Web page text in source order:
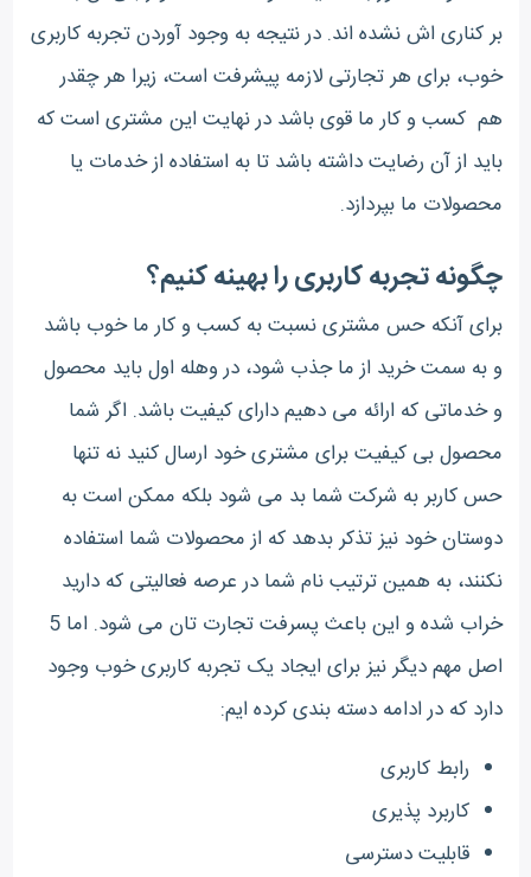
بر کناری اش نشده اند. در نتیجه به وجود آوردن تجربه کاربری
خوب، برای هر تجارتی لازمه پیشرفت است، زیرا هر چقدر
هم کسب و کار ما قوی باشد در نهایت این مشتری است که
باید از آن رضایت داشته باشد تا به استفاده از خدمات یا
محصولات ما بپردازد.
چگونه تجربه کاربری را بهینه کنیم؟
برای آنکه حس مشتری نسبت به کسب و کار ما خوب باشد
و به سمت خرید از ما جذب شود، در وهله اول باید محصول
و خدماتی که ارائه می دهیم دارای کیفیت باشد. اگر شما
محصول بی کیفیت برای مشتری خود ارسال کنید نه تنها
حس کاربر به شرکت شما بد می شود بلکه ممکن است به
دوستان خود نیز تذکر بدهد که از محصولات شما استفاده
نکنند، به همین ترتیب نام شما در عرصه فعالیتی که دارید
خراب شده و این باعث پسرفت تجارت تان می شود. اما 5
اصل مهم دیگر نیز برای ایجاد یک تجربه کاربری خوب وجود
دارد که در ادامه دسته بندی کرده ایم:
رابط کاربری
کاربرد پذیری
قابلیت دسترسی